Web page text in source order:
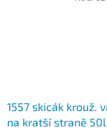
1557 skicák krouž.
na kratší straně